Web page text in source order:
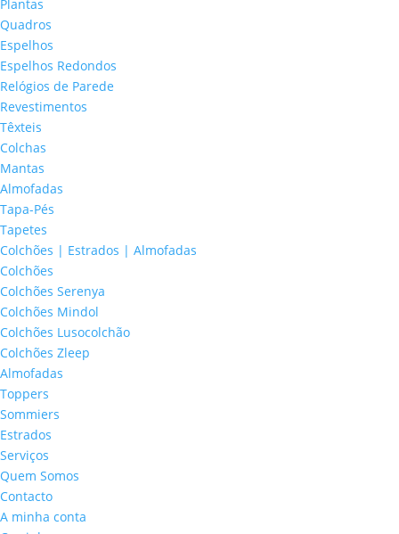
Plantas
Quadros
Espelhos
Espelhos Redondos
Relógios de Parede
Revestimentos
Têxteis
Colchas
Mantas
Almofadas
Tapa-Pés
Tapetes
Colchões | Estrados | Almofadas
Colchões
Colchões Serenya
Colchões Mindol
Colchões Lusocolchão
Colchões Zleep
Almofadas
Toppers
Sommiers
Estrados
Serviços
Quem Somos
Contacto
A minha conta